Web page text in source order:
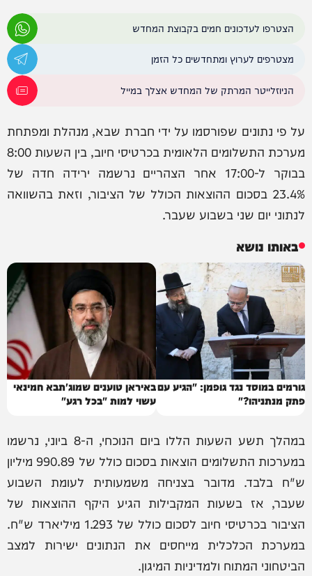
הצטרפו לעדכונים חמים בקבוצת המחדש
מצטרפים לערוץ ומתחדשים כל הזמן
הניוזלייטר המרתק של המחדש אצלך במייל
על פי נתונים שפורסמו על ידי חברת שבא, מנהלת ומפתחת
מערכת התשלומים הלאומית בכרטיסי חיוב, בין השעות 8:00
בבוקר ל-17:00 אחר הצהריים נרשמה ירידה חדה של
23.4% בסכום ההוצאות הכולל של הציבור, וזאת בהשוואה
לנתוני יום שני בשבוע שעבר.
באותו נושא
גורמים במוסד נגד גופמן: "הגיע עם
פתק מנתניהו?"
באיראן טוענים שמוג'תבא חמינאי
עשוי למות "בכל רגע"
במהלך תשע השעות הללו ביום הנוכחי, ה-8 ביוני, נרשמו
במערכות התשלומים הוצאות בסכום כולל של 990.89 מיליון
ש"ח בלבד. מדובר בצניחה משמעותית לעומת השבוע
שעבר, אז בשעות המקבילות הגיע היקף ההוצאות של
הציבור בכרטיסי חיוב לסכום כולל של 1.293 מיליארד ש"ח.
במערכת הכלכלית מייחסים את הנתונים ישירות למצב
הביטחוני המתוח ולמדיניות המיגון.